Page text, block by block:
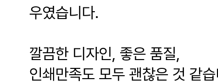
우였습니다.
깔끔한 디자인, 좋은 품질,
인쇄만족도 모두 괜찮은 것 같